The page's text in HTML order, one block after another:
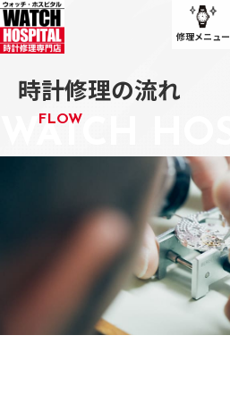
修理メニュー
時計修理の流れ｜ウォッチ・ホスピタル
時計修理の流れ
FLOW